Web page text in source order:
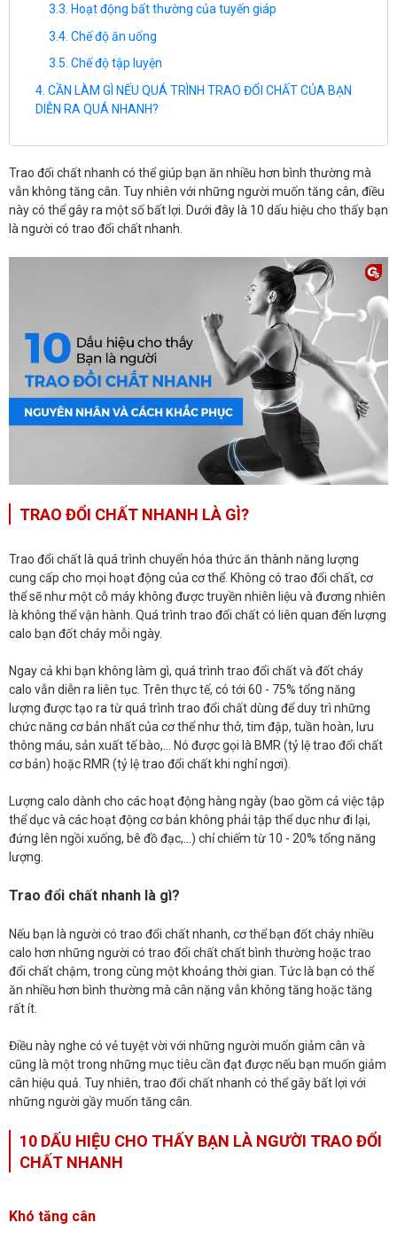
Hoạt động bất thường của tuyến giáp
Chế độ ăn uống
Chế độ tập luyện
CẦN LÀM GÌ NẾU QUÁ TRÌNH TRAO ĐỔI CHẤT CỦA BẠN
DIỄN RA QUÁ NHANH?
Trao đổi chất nhanh có thể giúp bạn ăn nhiều hơn bình thường mà
vẫn không tăng cân. Tuy nhiên với những người muốn tăng cân, điều
này có thể gây ra một số bất lợi. Dưới đây là 10 dấu hiệu cho thấy bạn
là người có trao đổi chất nhanh.
TRAO ĐỔI CHẤT NHANH LÀ GÌ?
Trao đổi chất là quá trình chuyển hóa thức ăn thành năng lượng
cung cấp cho mọi hoạt động của cơ thể. Không có trao đổi chất, cơ
thể sẽ như một cỗ máy không được truyền nhiên liệu và đương nhiên
là không thể vận hành. Quá trình trao đổi chất có liên quan đến lượng
calo bạn đốt cháy mỗi ngày.
Ngay cả khi bạn không làm gì, quá trình trao đổi chất và đốt cháy
calo vẫn diễn ra liên tục. Trên thực tế, có tới 60 - 75% tổng năng
lượng được tạo ra từ quá trình trao đổi chất dùng để duy trì những
chức năng cơ bản nhất của cơ thể như thở, tim đập, tuần hoàn, lưu
thông máu, sản xuất tế bào,… Nó được gọi là BMR (tỷ lệ trao đổi chất
cơ bản) hoặc RMR (tỷ lệ trao đổi chất khi nghỉ ngơi).
Lượng calo dành cho các hoạt động hàng ngày (bao gồm cả việc tập
thể dục và các hoạt động cơ bản không phải tập thể dục như đi lại,
đứng lên ngồi xuống, bê đồ đạc,…) chỉ chiếm từ 10 - 20% tổng năng
lượng.
Trao đổi chất nhanh là gì?
Nếu bạn là người có trao đổi chất nhanh, cơ thể bạn đốt cháy nhiều
calo hơn những người có trao đổi chất chất bình thường hoặc trao
đổi chất chậm, trong cùng một khoảng thời gian. Tức là bạn có thể
ăn nhiều hơn bình thường mà cân nặng vẫn không tăng hoặc tăng
rất ít.
Điều này nghe có vẻ tuyệt vời với những người muốn giảm cân và
cũng là một trong những mục tiêu cần đạt được nếu bạn muốn giảm
cân hiệu quả. Tuy nhiên, trao đổi chất nhanh có thể gây bất lợi với
những người gầy muốn tăng cân.
10 DẤU HIỆU CHO THẤY BẠN LÀ NGƯỜI TRAO ĐỔI
CHẤT NHANH
Khó tăng cân